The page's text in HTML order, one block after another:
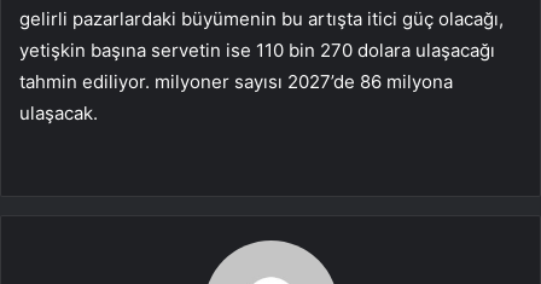
gelirli pazarlardaki büyümenin bu artışta itici güç olacağı,
yetişkin başına servetin ise 110 bin 270 dolara ulaşacağı
tahmin ediliyor. milyoner sayısı 2027’de 86 milyona
ulaşacak.